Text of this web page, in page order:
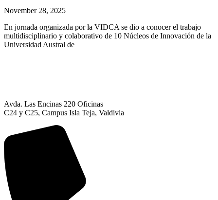
November 28, 2025
En jornada organizada por la VIDCA se dio a conocer el trabajo
multidisciplinario y colaborativo de 10 Núcleos de Innovación de la
Universidad Austral de
Avda. Las Encinas 220 Oficinas
C24 y C25, Campus Isla Teja, Valdivia